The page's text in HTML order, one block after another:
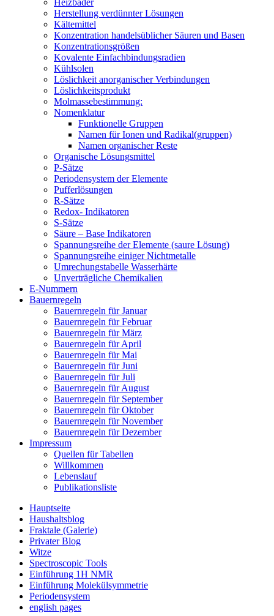
Heizbäder
Herstellung verdünnter Lösungen
Kältemittel
Konzentration handelsüblicher Säuren und Basen
Konzentrationsgrößen
Kovalente Einfachbindungsradien
Kühlsolen
Löslichkeit anorganischer Verbindungen
Löslichkeitsprodukt
Molmassebestimmung:
Nomenklatur
Funktionelle Gruppen
Namen für Ionen und Radikal(gruppen)
Namen organischer Reste
Organische Lösungsmittel
P-Sätze
Periodensystem der Elemente
Pufferlösungen
R-Sätze
Redox- Indikatoren
S-Sätze
Säure – Base Indikatoren
Spannungsreihe der Elemente (saure Lösung)
Spannungsreihe einiger Nichtmetalle
Umrechungstabelle Wasserhärte
Unverträgliche Chemikalien
E-Nummern
Bauernregeln
Bauernregeln für Januar
Bauernregeln für Februar
Bauernregeln für März
Bauernregeln für April
Bauernregeln für Mai
Bauernregeln für Juni
Bauernregeln für Juli
Bauernregeln für August
Bauernregeln für September
Bauernregeln für Oktober
Bauernregeln für November
Bauernregeln für Dezember
Impressum
Quellen für Tabellen
Willkommen
Lebenslauf
Publikationsliste
Hauptseite
Haushaltsblog
Fraktale (Galerie)
Privater Blog
Witze
Spectroscopic Tools
Einführung 1H NMR
Einführung Molekülsymmetrie
Periodensystem
english pages